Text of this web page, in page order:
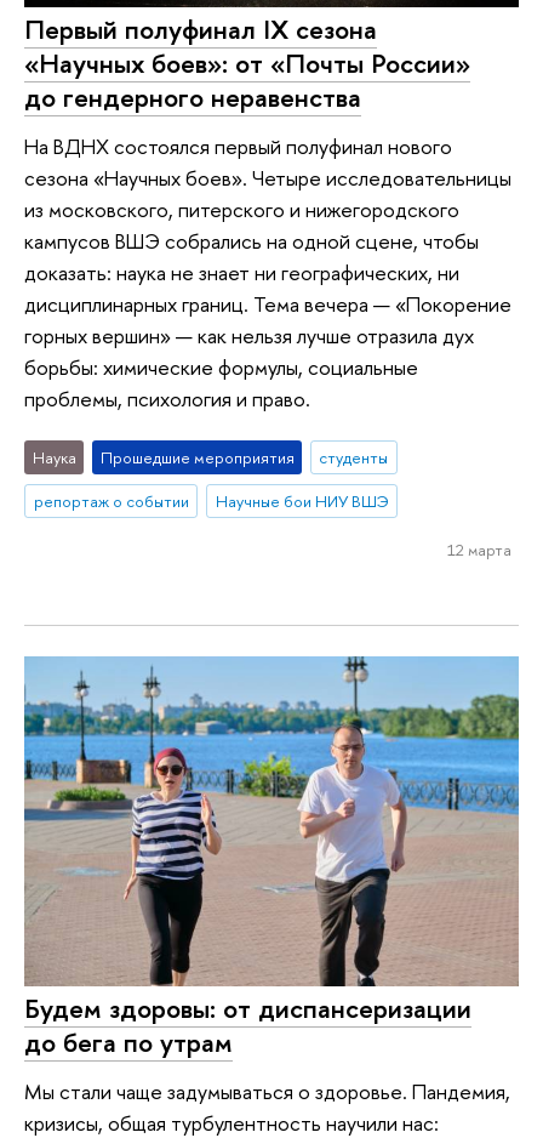
Первый полуфинал IX сезона
«Научных боев»: от «Почты России»
до гендерного неравенства
На ВДНХ состоялся первый полуфинал нового
сезона «Научных боев». Четыре исследовательницы
из московского, питерского и нижегородского
кампусов ВШЭ собрались на одной сцене, чтобы
доказать: наука не знает ни географических, ни
дисциплинарных границ. Тема вечера — «Покорение
горных вершин» — как нельзя лучше отразила дух
борьбы: химические формулы, социальные
проблемы, психология и право.
Наука Прошедшие мероприятия
студенты
репортаж о событии
Научные бои НИУ ВШЭ
12 марта
Будем здоровы: от диспансеризации
до бега по утрам
Мы стали чаще задумываться о здоровье. Пандемия,
кризисы, общая турбулентность научили нас: